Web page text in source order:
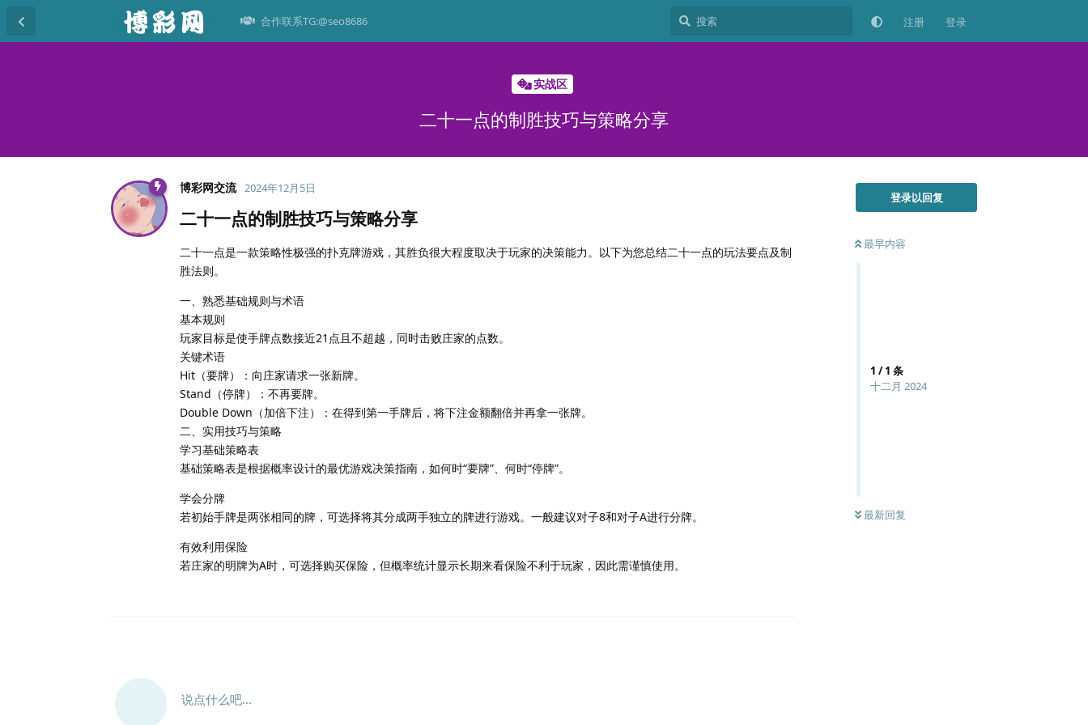
合作联系TG:@seo8686 注册 登录
实战区
二十一点的制胜技巧与策略分享
登录以回复
最早内容
1 /1 条
十二月 2024
最新回复
博彩网交流 2024年12月5日
二十一点的制胜技巧与策略分享
二十一点是一款策略性极强的扑克牌游戏，其胜负很大程度取决于玩家的决策能力。以下为您总结二十一点的玩法要点及制
胜法则。
一、熟悉基础规则与术语
基本规则
玩家目标是使手牌点数接近21点且不超越，同时击败庄家的点数。
关键术语
Hit（要牌）：向庄家请求一张新牌。
Stand（停牌）：不再要牌。
Double Down（加倍下注）：在得到第一手牌后，将下注金额翻倍并再拿一张牌。
二、实用技巧与策略
学习基础策略表
基础策略表是根据概率设计的最优游戏决策指南，如何时“要牌”、何时“停牌”。
学会分牌
若初始手牌是两张相同的牌，可选择将其分成两手独立的牌进行游戏。一般建议对子8和对子A进行分牌。
有效利用保险
若庄家的明牌为A时，可选择购买保险，但概率统计显示长期来看保险不利于玩家，因此需谨慎使用。
说点什么吧...